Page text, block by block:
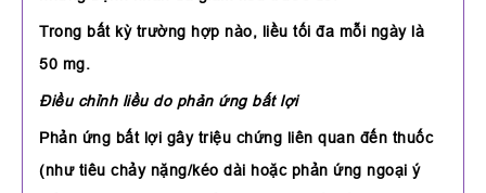
Trong bất kỳ trường hợp nào, liều tối đa mỗi ngày là
50 mg.
Điều chỉnh liều do phản ứng bất lợi
Phản ứng bất lợi gây triệu chứng liên quan đến thuốc
(như tiêu chảy nặng/kéo dài hoặc phản ứng ngoại ý